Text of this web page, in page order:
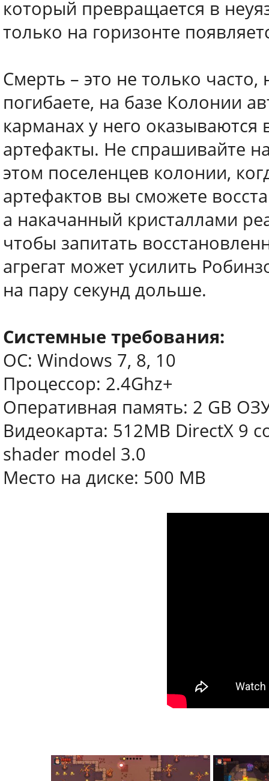
который превращается в
только на горизонте
Смерть – это не только
погибаете, на базе Колонии
карманах у него
артефакты. Не спрашивайте
этом поселенцев колонии,
артефактов вы сможете
а накачанный кристаллами
чтобы запитать
агрегат может усилить
на пару секунд дольше.
Системные требования:
ОС: Windows 7, 8, 10
Процессор: 2.4Ghz+
Оперативная память: 2 GB
Видеокарта: 512MB DirectX 9
shader model 3.0
Место на диске: 500 MB